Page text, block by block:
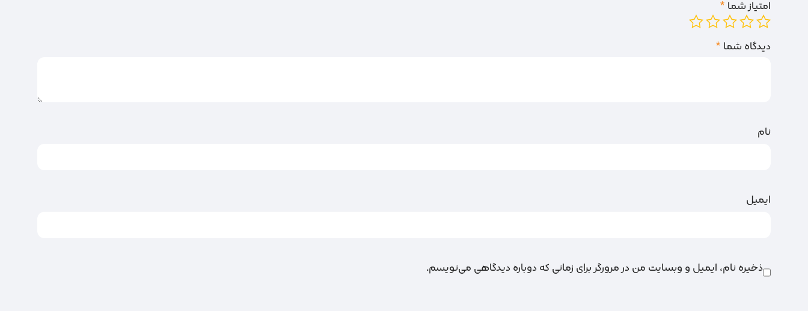
امتیاز شما *
دیدگاه شما *
نام
ایمیل
ذخیره نام، ایمیل و وبسایت من در مرورگر برای زمانی که دوباره دیدگاهی می‌نویسم.